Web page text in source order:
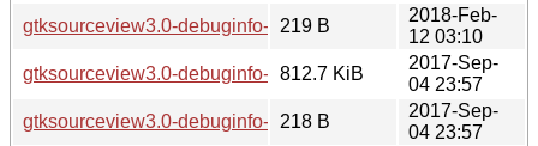
gtksourceview3.0-debuginfo-3.24.6-1.hint
219 B
2018-Feb-
12 03:10
gtksourceview3.0-debuginfo-3.24.3-1.tar.xz
812.7 KiB
2017-Sep-
04 23:57
gtksourceview3.0-debuginfo-3.24.3-1.hint
218 B
2017-Sep-
04 23:57